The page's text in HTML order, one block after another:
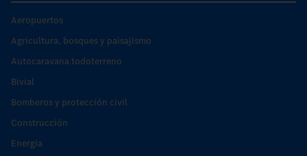
Aeropuertos
Agricultura, bosques y paisajismo
Autocaravana todoterreno
Bivial
Bomberos y protección civil
Construcción
Energía